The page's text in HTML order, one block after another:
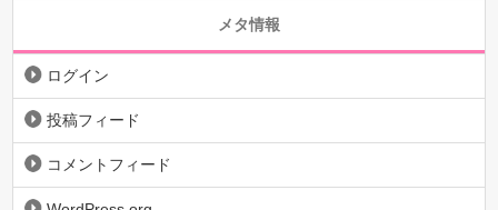
メタ情報
ログイン
投稿フィード
コメントフィード